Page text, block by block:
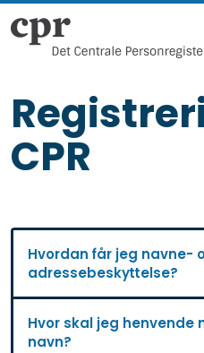
CPR
Hvordan får jeg navne-
adressebeskyttelse?
Hvor skal jeg
navn?